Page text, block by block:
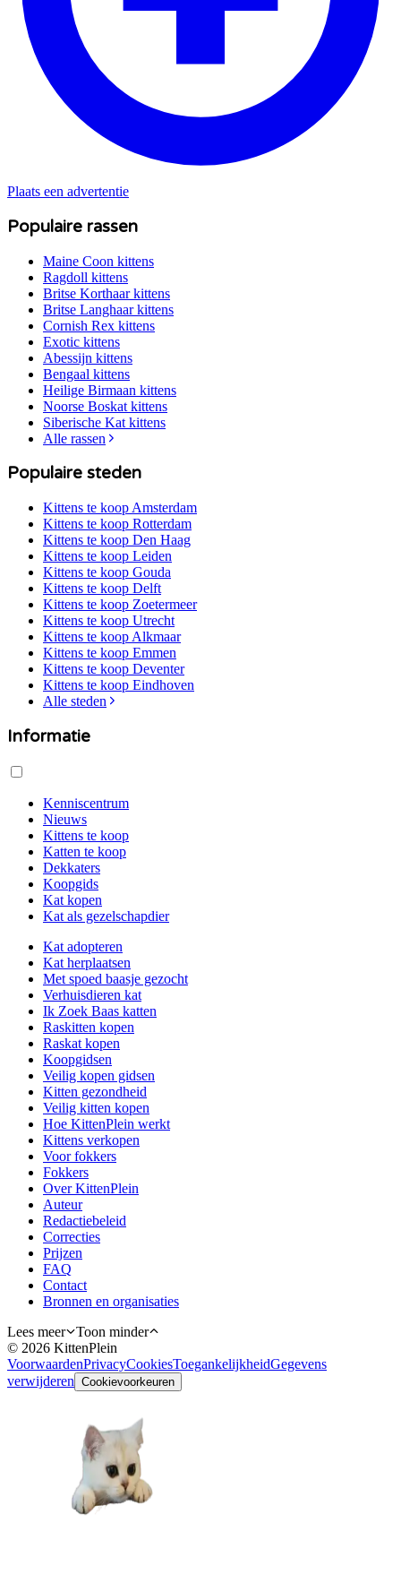
Plaats een advertentie
Populaire rassen
Maine Coon kittens
Ragdoll kittens
Britse Korthaarkittens
Britse Langhaarkittens
Cornish Rex kittens
Exotic kittens
Abessijn kittens
Bengaal kittens
Heilige Birmaan kittens
Noorse Boskat kittens
Siberische Kat kittens
Alle rassen
Populaire steden
Kittens te koop Amsterdam
Kittens te koop Rotterdam
Kittens te koop Den Haag
Kittens te koop Leiden
Kittens te koop Gouda
Kittens te koop Delft
Kittens te koop Zoetermeer
Kittens te koop Utrecht
Kittens te koop Alkmaar
Kittens te koop Emmen
Kittens te koop Deventer
Kittens te koop Eindhoven
Alle steden
Informatie
Kenniscentrum
Nieuws
Kittens te koop
Katten te koop
Dekkaters
Koopgids
Kat kopen
Kat als gezelschapdier
Kat adopteren
Kat herplaatsen
Met spoed baasje gezocht
Verhuisdieren kat
Ik Zoek Baas katten
Raskitten kopen
Raskat kopen
Koopgidsen
Veilig kopen gidsen
Kitten gezondheid
Veilig kitten kopen
Hoe KittenPlein werkt
Kittens verkopen
Voor fokkers
Fokkers
Over KittenPlein
Auteur
Redactiebeleid
Correcties
Prijzen
FAQ
Contact
Bronnen en organisaties
Lees meer
Toon minder
© 2026 KittenPlein
VoorwaardenPrivacyCookiesToegankelijkheidGegevens
verwijderen Cookievoorkeuren